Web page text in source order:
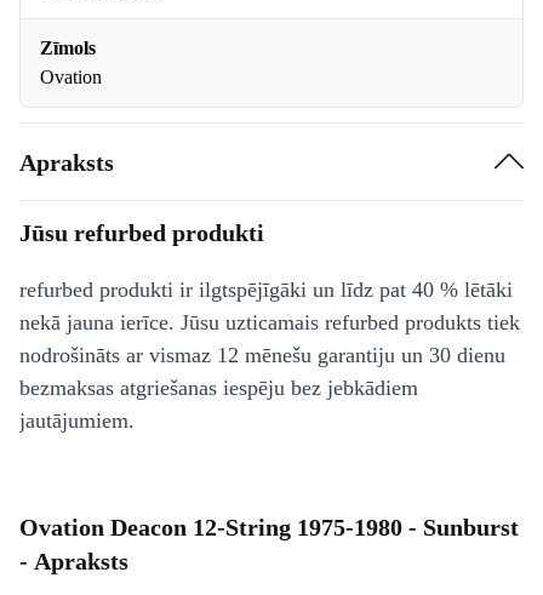
Zīmols
Ovation
Apraksts
Jūsu refurbed produkti
refurbed produkti ir ilgtspējīgāki un līdz pat 40 % lētāki
nekā jauna ierīce. Jūsu uzticamais refurbed produkts tiek
nodrošināts ar vismaz 12 mēnešu garantiju un 30 dienu
bezmaksas atgriešanas iespēju bez jebkādiem
jautājumiem.
Ovation Deacon 12-String 1975-1980 - Sunburst
- Apraksts